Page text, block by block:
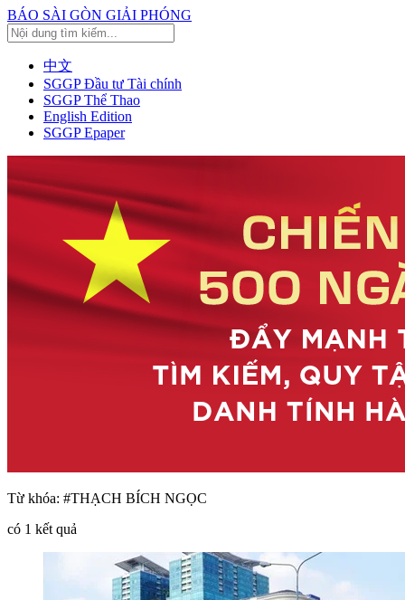
BÁO SÀI GÒN GIẢI PHÓNG
中文
SGGP Đầu tư Tài chính
SGGP Thể Thao
English Edition
SGGP Epaper
Từ khóa: #THẠCH BÍCH NGỌC
có 1 kết quả